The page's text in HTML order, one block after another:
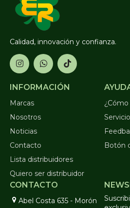
Calidad, innovación y confianza.
INFORMACIÓN
Marcas
Nosotros
Noticias
Contacto
Lista distribuidores
Quiero ser distribuidor
Botón
CONTACTO
Abel Costa 635 - Morón